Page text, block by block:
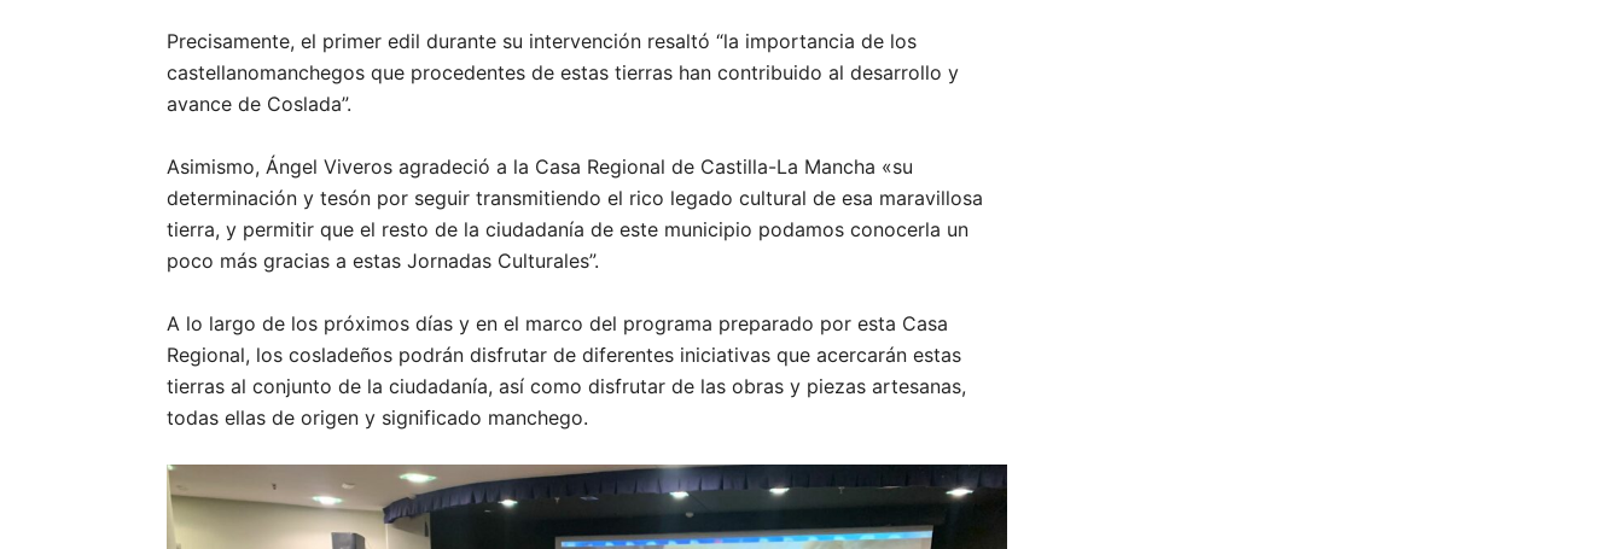
Precisamente, el primer edil durante su intervención resaltó “la importancia de los
castellanomanchegos que procedentes de estas tierras han contribuido al desarrollo y
avance de Coslada”.
Asimismo, Ángel Viveros agradeció a la Casa Regional de Castilla-La Mancha «su
determinación y tesón por seguir transmitiendo el rico legado cultural de esa maravillosa
tierra, y permitir que el resto de la ciudadanía de este municipio podamos conocerla un
poco más gracias a estas Jornadas Culturales”.
A lo largo de los próximos días y en el marco del programa preparado por esta Casa
Regional, los cosladeños podrán disfrutar de diferentes iniciativas que acercarán estas
tierras al conjunto de la ciudadanía, así como disfrutar de las obras y piezas artesanas,
todas ellas de origen y significado manchego.